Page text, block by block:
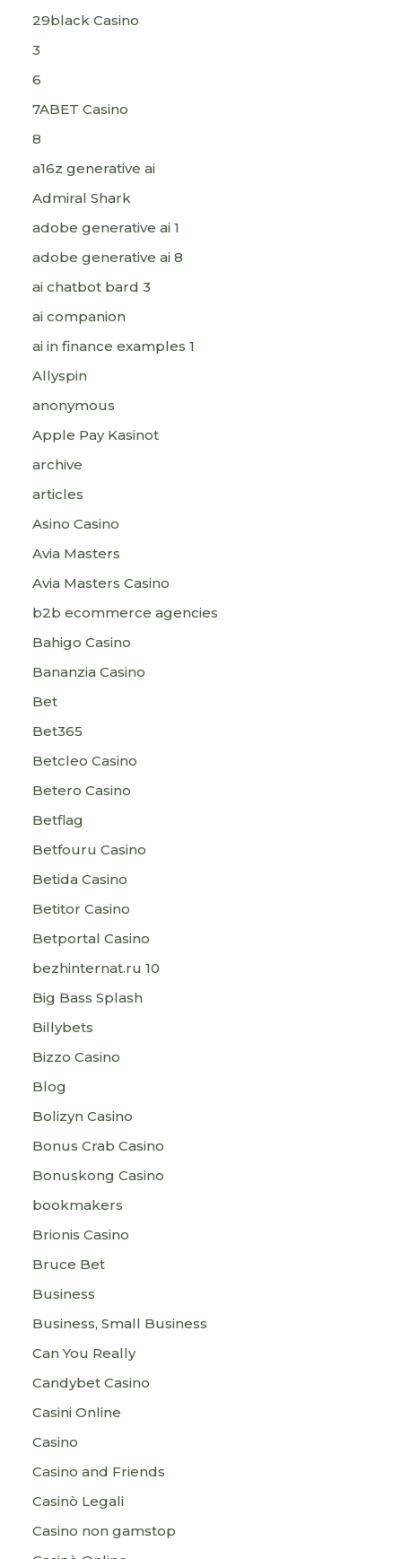
29black Casino
3
6
7ABET Casino
8
a16z generative ai
Admiral Shark
adobe generative ai 1
adobe generative ai 8
ai chatbot bard 3
ai companion
ai in finance examples 1
Allyspin
anonymous
Apple Pay Kasinot
archive
articles
Asino Casino
Avia Masters
Avia Masters Casino
b2b ecommerce agencies
Bahigo Casino
Bananzia Casino
Bet
Bet365
Betcleo Casino
Betero Casino
Betflag
Betfouru Casino
Betida Casino
Betitor Casino
Betportal Casino
bezhinternat.ru 10
Big Bass Splash
Billybets
Bizzo Casino
Blog
Bolizyn Casino
Bonus Crab Casino
Bonuskong Casino
bookmakers
Brionis Casino
Bruce Bet
Business
Business, Small Business
Can You Really
Candybet Casino
Casini Online
Casino
Casino and Friends
Casinò Legali
Casino non gamstop